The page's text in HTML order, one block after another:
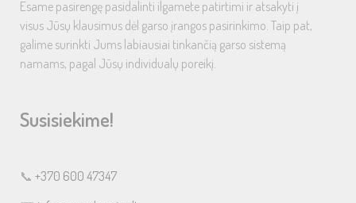
Esame pasirengę pasidalinti ilgamete patirtimi ir atsakyti į
visus Jūsų klausimus dėl garso įrangos pasirinkimo. Taip pat,
galime surinkti Jums labiausiai tinkančią garso sistemą
namams, pagal Jūsų individualų poreikį.
Susisiekime!
📞 +370 600 47347